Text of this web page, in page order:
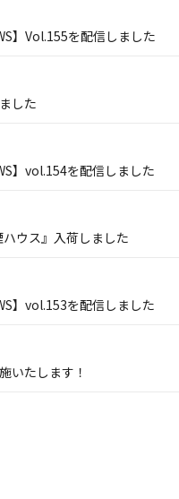
】Vol.155を配信しました
した
】vol.154を配信しました
ハウス』入荷しました
】vol.153を配信しました
いたします！